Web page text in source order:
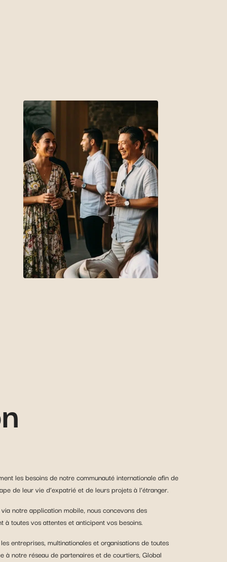
les besoins de notre communauté internationale afin de
de leur vie d’expatrié et de leurs projets à l’étranger.
notre application mobile, nous concevons des
à toutes vos attentes et anticipent vos besoins.
entreprises, multinationales et organisations de toutes
à notre réseau de partenaires et de courtiers, Global